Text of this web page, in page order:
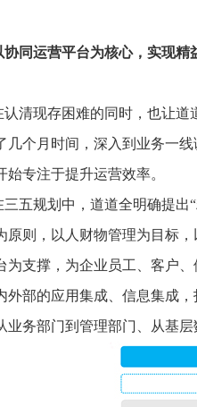
协同运营平台为核心，实现精
认清现存困难的同时，也让道
几个月时间，深入到业务一
始专注于提升运营效率。
三五规划中，道道全明确提出
原则，以人财物管理为目标
为支撑，为企业员工、客户
外部的应用集成、信息集成
业务部门到管理部门、从基